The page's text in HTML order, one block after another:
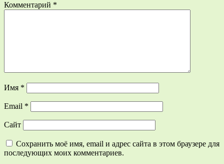
Комментарий *
Имя *
Email *
Сайт
Сохранить моё имя, email и адрес сайта в этом браузере для
последующих моих комментариев.